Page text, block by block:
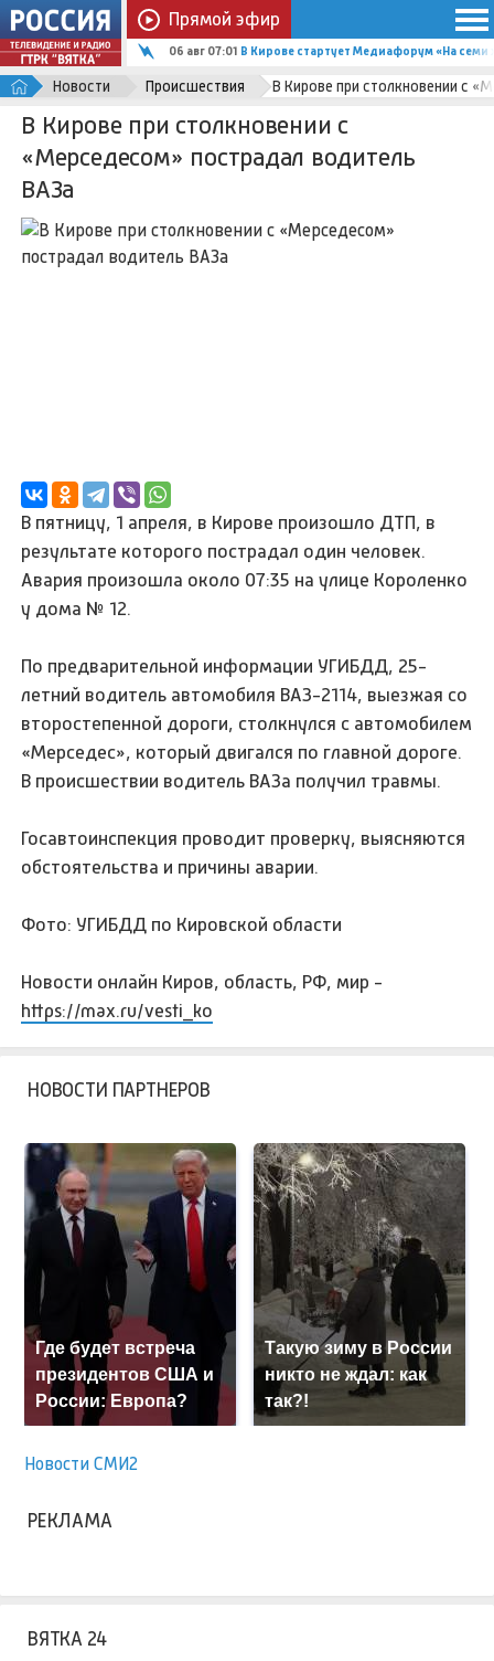
Прямой эфир
06 авг 06:00 Исследования мёда в Кировской области
Новости Происшествия В Кирове при столкновении с
В Кирове при столкновении с
«Мерседесом» пострадал водитель
ВАЗа
В пятницу, 1 апреля, в Кирове произошло ДТП, в
результате которого пострадал один человек.
Авария произошла около 07:35 на улице Короленко
у дома № 12.
По предварительной информации УГИБДД, 25-
летний водитель автомобиля ВАЗ-2114, выезжая со
второстепенной дороги, столкнулся с автомобилем
«Мерседес», который двигался по главной дороге.
В происшествии водитель ВАЗа получил травмы.
Госавтоинспекция проводит проверку, выясняются
обстоятельства и причины аварии.
Фото: УГИБДД по Кировской области
Новости онлайн Киров, область, РФ, мир -
https://max.ru/vesti_ko
НОВОСТИ ПАРТНЕРОВ
Где будет встреча
президентов США и
России: Европа?
Такую зиму в России
никто не ждал: как
так?!
Новости СМИ2
РЕКЛАМА
ВЯТКА 24